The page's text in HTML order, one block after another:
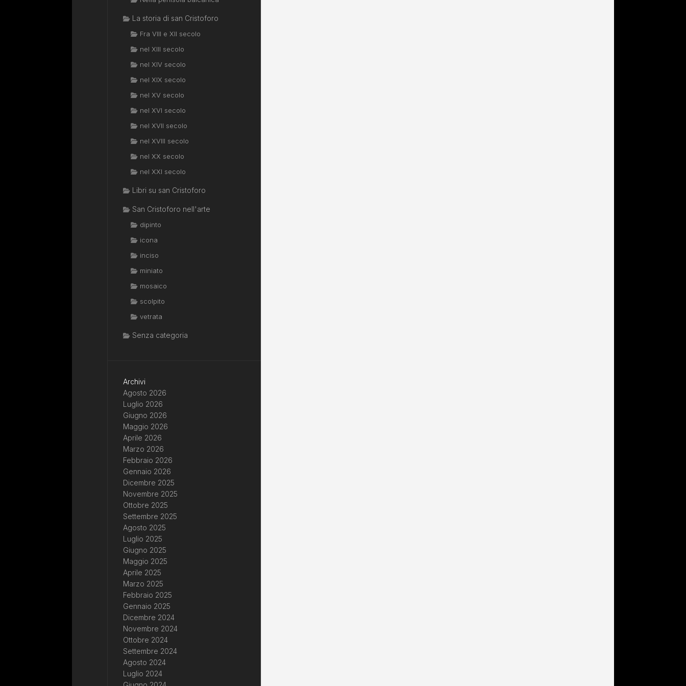
La storia di san Cristoforo
Fra VIII e XII secolo
nel XIII secolo
nel XIV secolo
nel XIX secolo
nel XV secolo
nel XVI secolo
nel XVII secolo
nel XVIII secolo
nel XX secolo
nel XXI secolo
Libri su san Cristoforo
San Cristoforo nell'arte
dipinto
icona
inciso
miniato
mosaico
scolpito
vetrata
Senza categoria
Archivi
Agosto 2026
Luglio 2026
Giugno 2026
Maggio 2026
Aprile 2026
Marzo 2026
Febbraio 2026
Gennaio 2026
Dicembre 2025
Novembre 2025
Ottobre 2025
Settembre 2025
Agosto 2025
Luglio 2025
Giugno 2025
Maggio 2025
Aprile 2025
Marzo 2025
Febbraio 2025
Gennaio 2025
Dicembre 2024
Novembre 2024
Ottobre 2024
Settembre 2024
Agosto 2024
Luglio 2024